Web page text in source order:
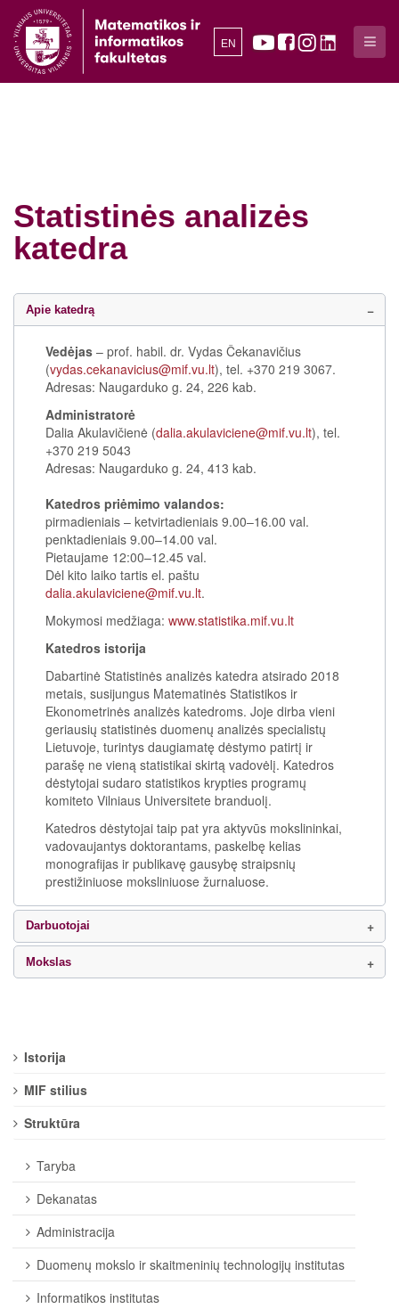
EN
Statistinės analizės
katedra
Apie katedrą
Vedėjas – prof. habil. dr. Vydas Čekanavičius
(vydas.cekanavicius@mif.vu.lt), tel. +370 219 3067.
Adresas: Naugarduko g. 24, 226 kab.
Administratorė
Dalia Akulavičienė (dalia.akulaviciene@mif.vu.lt), tel.
+370 219 5043
Adresas: Naugarduko g. 24, 413 kab.
Katedros priėmimo valandos:
pirmadieniais – ketvirtadieniais 9.00–16.00 val.
penktadieniais 9.00–14.00 val.
Pietaujame 12:00–12.45 val.
Dėl kito laiko tartis el. paštu
dalia.akulaviciene@mif.vu.lt.
Mokymosi medžiaga: www.statistika.mif.vu.lt
Katedros istorija
Dabartinė Statistinės analizės katedra atsirado 2018
metais, susijungus Matematinės Statistikos ir
Ekonometrinės analizės katedroms. Joje dirba vieni
geriausių statistinės duomenų analizės specialistų
Lietuvoje, turintys daugiamatę dėstymo patirtį ir
parašę ne vieną statistikai skirtą vadovėlį. Katedros
dėstytojai sudaro statistikos krypties programų
komiteto Vilniaus Universitete branduolį.
Katedros dėstytojai taip pat yra aktyvūs mokslininkai,
vadovaujantys doktorantams, paskelbę kelias
monografijas ir publikavę gausybę straipsnių
prestižiniuose moksliniuose žurnaluose.
Darbuotojai
Mokslas
Istorija
MIF stilius
Struktūra
Taryba
Dekanatas
Administracija
Duomenų mokslo ir skaitmeninių technologijų institutas
Informatikos institutas